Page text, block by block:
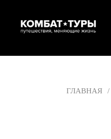
ГЛАВНАЯ /